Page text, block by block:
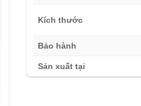
Kích thước
Bảo hành
Sản xuất tại